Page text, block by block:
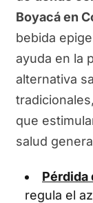
Boyacá en
bebida
ayuda en la
alternativa
que
salud
Pérdida
regula el